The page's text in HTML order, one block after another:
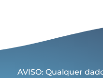
AVISO: Qualquer